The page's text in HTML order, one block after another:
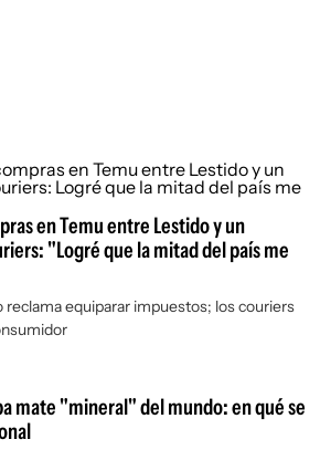
en Temu entre Lestido y un
"Logré que la mitad del país me
reclama equiparar impuestos; los couriers
mate "mineral" del mundo: en qué se